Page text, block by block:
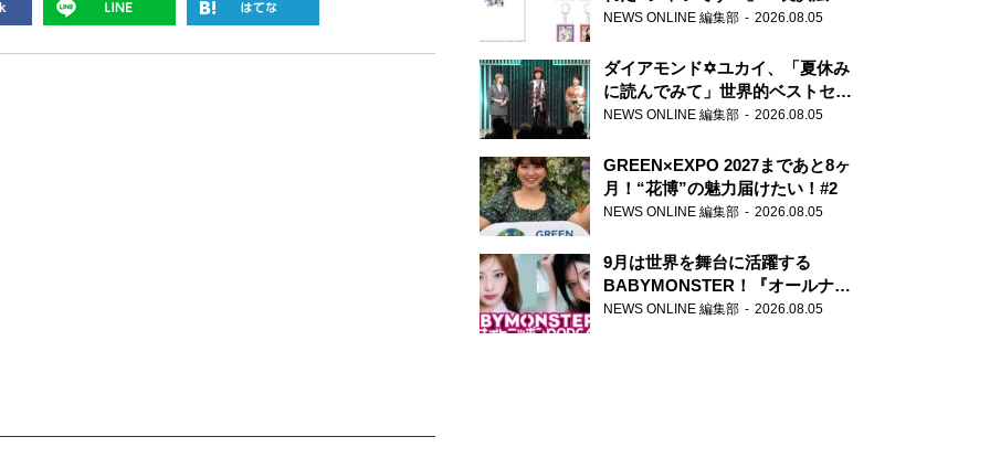
天下無双』初の番組グッズ発売
NEWS ONLINE 編集部 2026.08.05
ダイアモンド✡ユカイ、「夏休み
に読んでみて」世界的ベストセラ
ー『アナスタシア』を紹介
NEWS ONLINE 編集部 2026.08.05
GREEN×EXPO 2027まであと8ヶ
月！“花博”の魅力届けたい！#2
NEWS ONLINE 編集部 2026.08.05
9月は世界を舞台に活躍する
BABYMONSTER！『オールナイ
トニッポンPODCAST』月替わり
NEWS ONLINE 編集部 2026.08.05